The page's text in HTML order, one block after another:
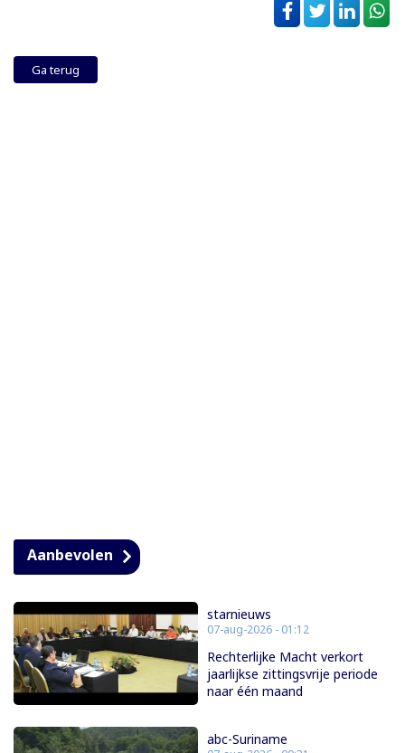
Ga terug
Aanbevolen
starnieuws
07-aug-2026 - 01:12
Rechterlijke Macht verkort
jaarlijkse zittingsvrije periode
naar één maand
abc-Suriname